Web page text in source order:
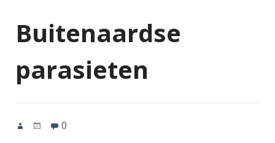
Buitenaardse
parasieten
0